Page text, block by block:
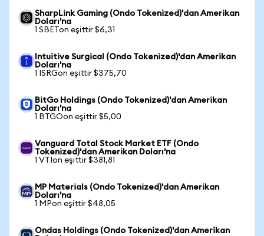
SharpLink Gaming (Ondo Tokenized)'dan Amerikan
Doları'na
1 SBETon eşittir $6,31
Intuitive Surgical (Ondo Tokenized)'dan Amerikan
Doları'na
1 ISRGon eşittir $375,70
BitGo Holdings (Ondo Tokenized)'dan Amerikan
Doları'na
1 BTGOon eşittir $5,00
Vanguard Total Stock Market ETF (Ondo
Tokenized)'dan Amerikan Doları'na
1 VTIon eşittir $381,81
MP Materials (Ondo Tokenized)'dan Amerikan
Doları'na
1 MPon eşittir $48,05
Ondas Holdings (Ondo Tokenized)'dan Amerikan